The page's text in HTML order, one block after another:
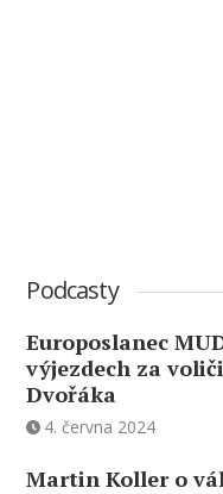
Podcasty
Europoslanec
výjezdech za
Dvořáka
4. června 2024
Martin Koller o